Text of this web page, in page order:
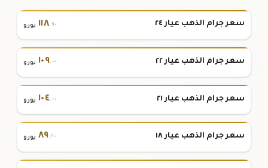
سعر جرام الذهب عيار ٢٤ ١١٨.٩٠ يورو
سعر جرام الذهب عيار ٢٢ ١٠٩.٠٠ يورو
سعر جرام الذهب عيار ٢١ ١٠٤.٠٠ يورو
سعر جرام الذهب عيار ١٨ ٨٩.٢٠ يورو